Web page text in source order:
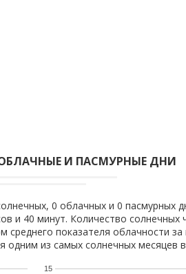
И ПАСМУРНЫЕ ДНИ
0 облачных и 0 пасмурных
и 40 минут. Количество солнечных
среднего показателя облачности
одним из самых солнечных месяцев в
15